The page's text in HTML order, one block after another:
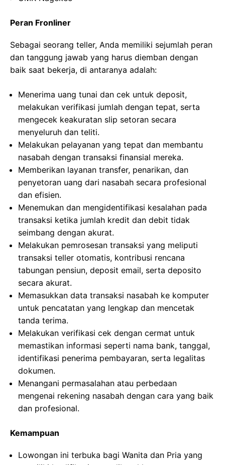
Peran Fronliner
Sebagai seorang teller, Anda memiliki sejumlah peran
dan tanggung jawab yang harus diemban dengan
baik saat bekerja, di antaranya adalah:
Menerima uang tunai dan cek untuk deposit,
melakukan verifikasi jumlah dengan tepat, serta
mengecek keakuratan slip setoran secara
menyeluruh dan teliti.
Melakukan pelayanan yang tepat dan membantu
nasabah dengan transaksi finansial mereka.
Memberikan layanan transfer, penarikan, dan
penyetoran uang dari nasabah secara profesional
dan efisien.
Menemukan dan mengidentifikasi kesalahan pada
transaksi ketika jumlah kredit dan debit tidak
seimbang dengan akurat.
Melakukan pemrosesan transaksi yang meliputi
transaksi teller otomatis, kontribusi rencana
tabungan pensiun, deposit email, serta deposito
secara akurat.
Memasukkan data transaksi nasabah ke komputer
untuk pencatatan yang lengkap dan mencetak
tanda terima.
Melakukan verifikasi cek dengan cermat untuk
memastikan informasi seperti nama bank, tanggal,
identifikasi penerima pembayaran, serta legalitas
dokumen.
Menangani permasalahan atau perbedaan
mengenai rekening nasabah dengan cara yang baik
dan profesional.
Kemampuan
Lowongan ini terbuka bagi Wanita dan Pria yang